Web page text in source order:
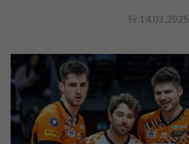
Fr 14.03.2025